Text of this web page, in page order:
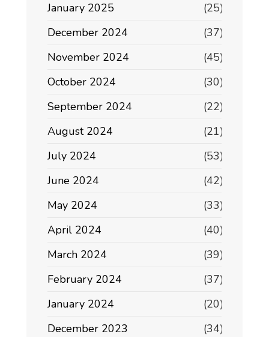
January 2025
(25)
December 2024
(37)
November 2024
(45)
October 2024
(30)
September 2024
(22)
August 2024
(21)
July 2024
(53)
June 2024
(42)
May 2024
(33)
April 2024
(40)
March 2024
(39)
February 2024
(37)
January 2024
(20)
December 2023
(34)